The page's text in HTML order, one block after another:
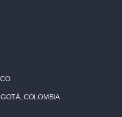
COLOMBIA